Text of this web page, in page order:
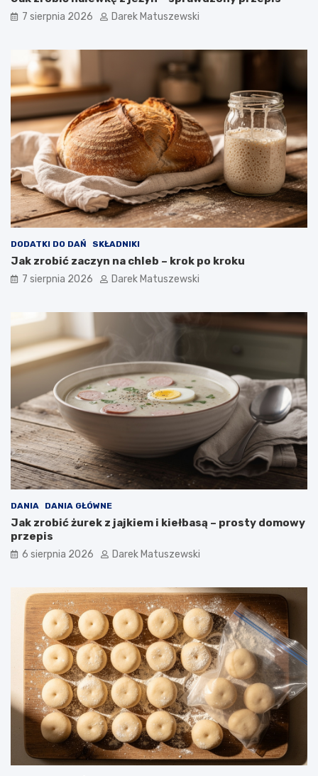
ś
c
n
a
n
ó
w
j
a
y
t
o
w
n
i
a
w
p
ł
y
a
n
a
o
ś
ć
s
ż
o
n
y
c
h
p
o
t
r
a
w
7 sierpnia 2026 Darek Matuszewski
DODATKI DO DAŃ SKŁADNIKI
Jak zrobić zaczyn na chleb – krok po kroku
7 sierpnia 2026 Darek Matuszewski
DANIA DANIA GŁÓWNE
Jak zrobić żurek z jajkiem i kiełbasą – prosty domowy
przepis
6 sierpnia 2026 Darek Matuszewski